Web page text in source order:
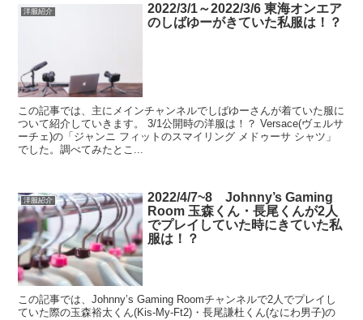
洋服紹介
2022/3/1～2022/3/6 東海オンエア
のしばゆーがきていた私服は！？
この記事では、主にメインチャンネルでしばゆーさんが着ていた服に
ついて紹介していきます。 3/1公開時の洋服は！？ Versace(ヴェルサ
ーチェ)の「ジャンニ フィットのスマイリング メドゥーサ シャツ」
でした。調べてみたとこ...
洋服紹介
2022/4/7~8 Johnny’s Gaming
Room 玉森くん・長尾くんが2人
でプレイしていた時にきていた私
服は！？
この記事では、Johnny’s Gaming Roomチャンネルで2人でプレイし
ていた際の玉森裕太くん(Kis-My-Ft2)・長尾謙杜くん(なにわ男子)の